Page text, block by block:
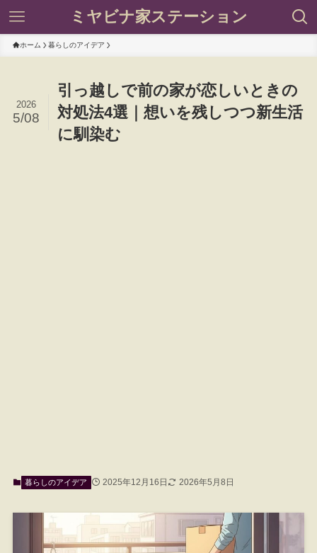
ミヤビナ家ステーション
ホーム 暮らしのアイデア
引っ越しで前の家が恋しいときの
対処法4選｜想いを残しつつ新生活
に馴染む
2026
5/08
暮らしのアイデア 2025年12月16日 2026年5月8日